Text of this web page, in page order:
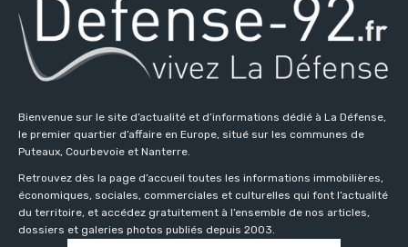
Bienvenue sur le site d’actualité et d’informations dédié à La Défense,
le premier quartier d’affaire en Europe, situé sur les communes de
Puteaux, Courbevoie et Nanterre.
Retrouvez dès la page d’accueil toutes les informations immobilières,
économiques, sociales, commerciales et culturelles qui font l’actualité
du territoire, et accédez gratuitement à l’ensemble de nos articles,
dossiers et galeries photos publiés depuis 2003.